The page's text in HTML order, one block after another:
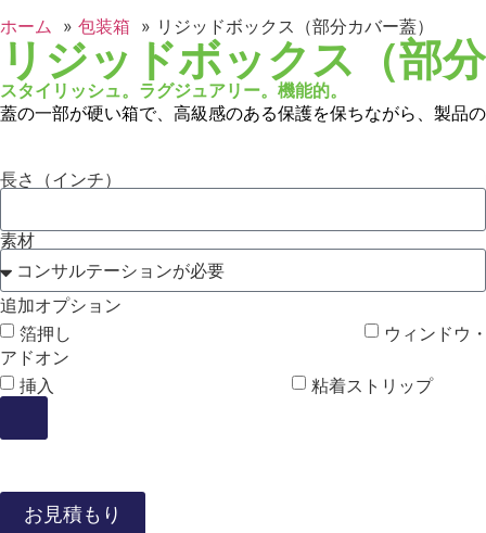
ホーム 包装箱 リジッドボックス（部分カバー蓋）
リジッドボックス（部分
スタイリッシュ。ラグジュアリー。機能的。
蓋の一部が硬い箱で、高級感のある保護を保ちながら、製品
長さ（インチ）
素材
追加オプション
箔押し
ウィンドウ
アドオン
挿入
粘着ストリップ
お見積もり